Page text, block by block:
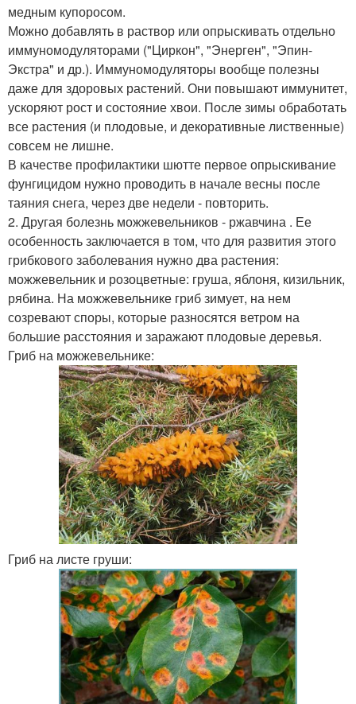
медным купоросом.
Можно добавлять в раствор или опрыскивать отдельно
иммуномодуляторами ("Циркон", "Энерген", "Эпин-
Экстра" и др.). Иммуномодуляторы вообще полезны
даже для здоровых растений. Они повышают иммунитет,
ускоряют рост и состояние хвои. После зимы обработать
все растения (и плодовые, и декоративные лиственные)
совсем не лишне.
В качестве профилактики шютте первое опрыскивание
фунгицидом нужно проводить в начале весны после
таяния снега, через две недели - повторить.
2. Другая болезнь можжевельников - ржавчина . Ее
особенность заключается в том, что для развития этого
грибкового заболевания нужно два растения:
можжевельник и розоцветные: груша, яблоня, кизильник,
рябина. На можжевельнике гриб зимует, на нем
созревают споры, которые разносятся ветром на
большие расстояния и заражают плодовые деревья.
Гриб на можжевельнике:
Гриб на листе груши: